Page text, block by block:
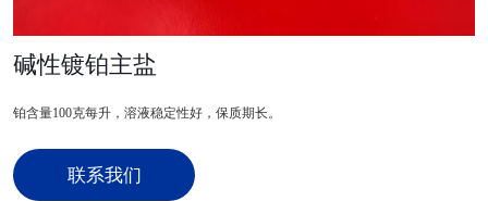
碱性镀铂主盐
铂含量100克每升，溶液稳定性好，保质期长。
联系我们